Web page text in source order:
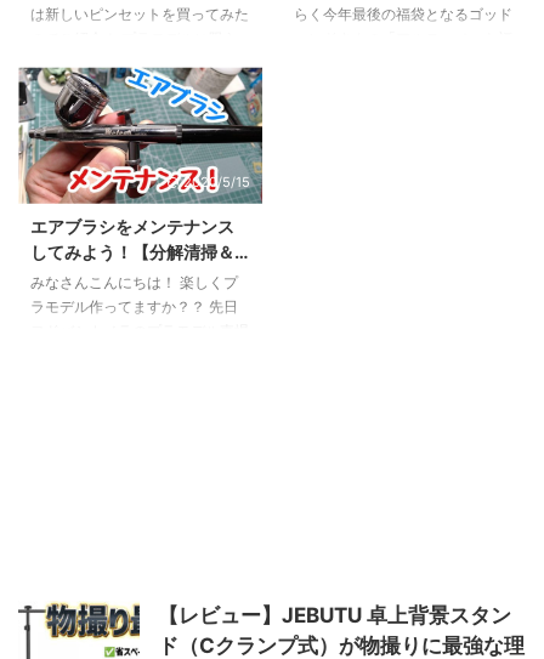
ック専用ニッパー。高炭素鋼を焼
脂。 ゴッドハ ...
系接着剤 プラスチックの接着で
は新しいピンセットを買ってみた
場面って意外と多いものですが、
特に模型を作るモデラ―は 1mm
にも満たない極小パーツをの接着
米粒ほどのコーションマークデカ
ールの貼り付け 髪の毛ほどの細
さの糸で張り線 と特にピンセッ
トが活躍する場面が多いもので
す。 しかし精度の良い高級ピン
セットを何本も買うとそこそこ良
いお値段になってしまいますよ
らく今年最後の福袋となるゴッド
2020/5/15
エアブラシをメンテナンス
してみよう！【分解清掃＆
ニードル研磨】
みなさんこんにちは！ 楽しくプ
ラモデル作ってますか？？ 先日
は今手持ちのエアブラシをメンテ
ナンス、そして簡単なモディファ
イを施してみたいと思います。
【レビュー】JEBUTU 卓上背景スタン
ド（Cクランプ式）が物撮りに最強な理